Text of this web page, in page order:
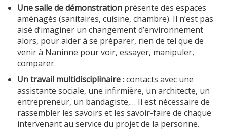
Une salle de démonstrationprésente des espaces
aménagés (sanitaires, cuisine, chambre). Il n’est pas
aisé d’imaginer un changement d’environnement
alors, pour aider à se préparer, rien de tel que de
venir à Naninne pour voir, essayer, manipuler,
comparer.
Un travail multidisciplinaire: contacts avec une
assistante sociale, une infirmière, un architecte, un
entrepreneur, un bandagiste,… Il est nécessaire de
rassembler les savoirs et les savoir-faire de chaque
intervenant au service du projet de la personne.